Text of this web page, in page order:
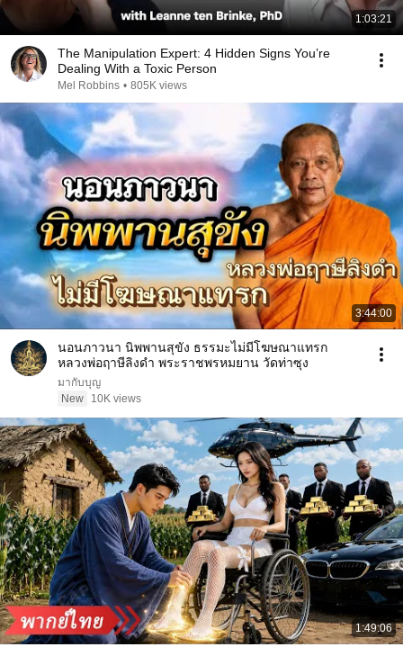
1:03:21
The Manipulation Expert: 4 Hidden Signs You’re
Dealing With a Toxic Person
Mel Robbins • 805K views
3:44:00
นอนภาวนา นิพพานสุขัง ธรรมะไม่มีโฆษณาแทรก
หลวงพ่อฤาษีลิงดำ พระราชพรหมยาน วัดท่าซุง
มากับบุญ
New
10K views
1:49:06